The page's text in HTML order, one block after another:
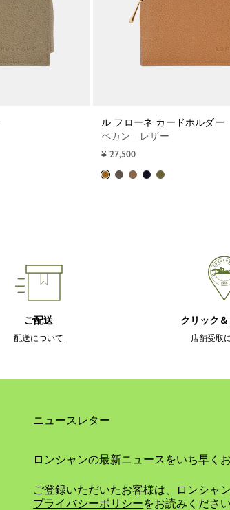
ル フローネ カードホルダー
ペカン - レザー
¥ 27,500
ご配送
配送について
クリック
店舗受取
ニュースレター
ロンシャンの最新ニュースをいち早く
ご登録いただいたお客様は、ロンシャ
プライバシーポリシーをお読みください